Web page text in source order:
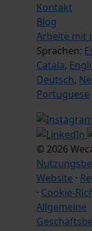
Kontakt
Blog
Arbeite mit
Sprachen:
Catala,
Deutsch,
Portuguese
© 2026
Website ·
· Cookie-
Allgemeine